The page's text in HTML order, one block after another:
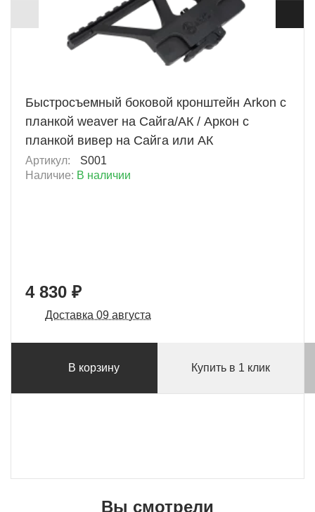
Быстросъемный боковой кронштейн Arkon с
планкой weaver на Сайга/АК / Аркон с
планкой вивер на Сайга или АК
Артикул:
S001
Наличие: В наличии
4 830 ₽
Доставка 09 августа
В корзину Купить в 1 клик
Вы смотрели